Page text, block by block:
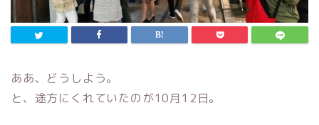
ああ、どうしよう。
と、途方にくれていたのが10月12日。